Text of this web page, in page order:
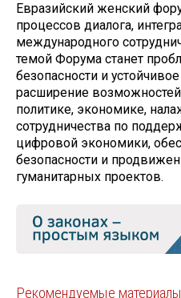
Евразийский женский
процессов диалога,
международного
темой Форума станет
безопасности и
расширение
политике, экономике,
сотрудничества по
цифровой экономики,
безопасности и
гуманитарных проектов.
Рекомендуемые материалы